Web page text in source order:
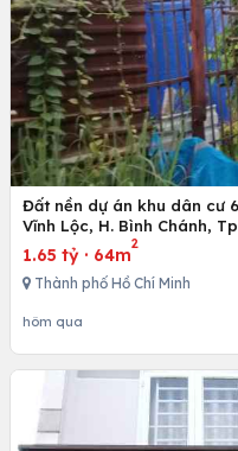
Đất nền dự án khu dân cư
Vĩnh Lộc, H. Bình Chánh,
1.65 tỷ · 64m
2
Thành phố Hồ Chí Minh
hôm qua